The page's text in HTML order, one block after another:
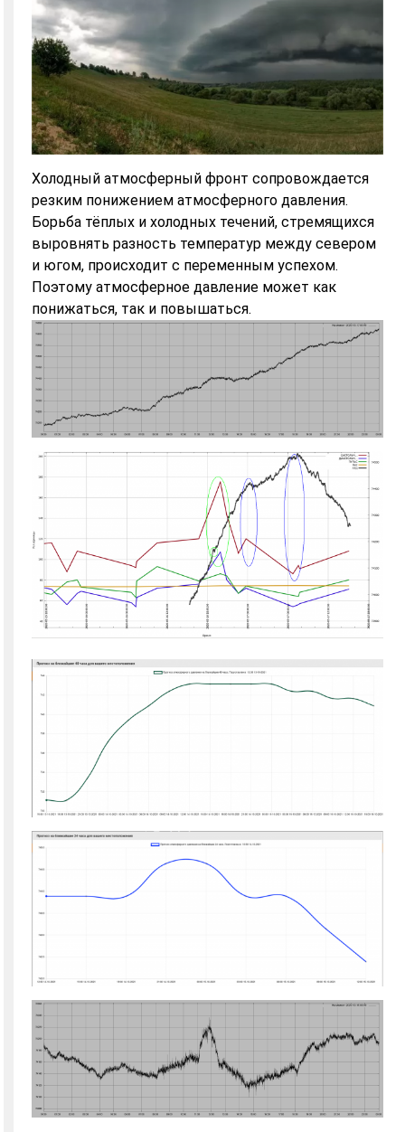
Холодный атмосферный фронт сопровождается
резким понижением атмосферного давления.
Борьба тёплых и холодных течений, стремящихся
выровнять разность температур между севером
и югом, происходит с переменным успехом.
Поэтому атмосферное давление может как
понижаться, так и повышаться.